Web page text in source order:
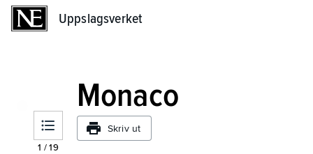
Uppslagsverket
1 /19
Monaco
Skriv ut